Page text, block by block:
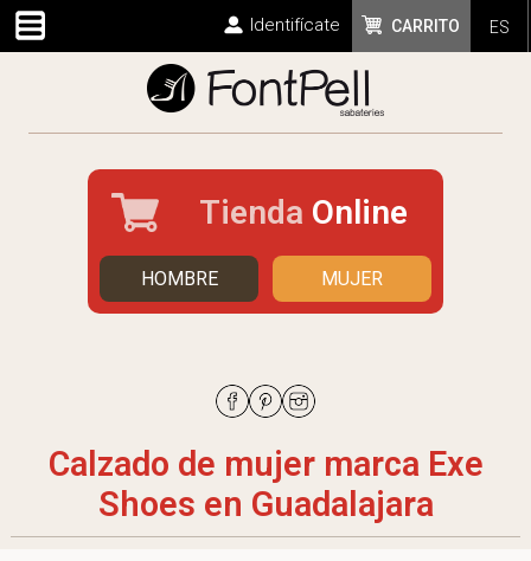
ES
CARRITO
Identifícate
Tienda Online
HOMBRE MUJER
Calzado de mujer marca Exe
Shoes en Guadalajara